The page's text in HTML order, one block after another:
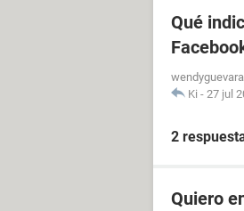
Qué
wendyguevara
Ki - 27 jul
2
Quiero